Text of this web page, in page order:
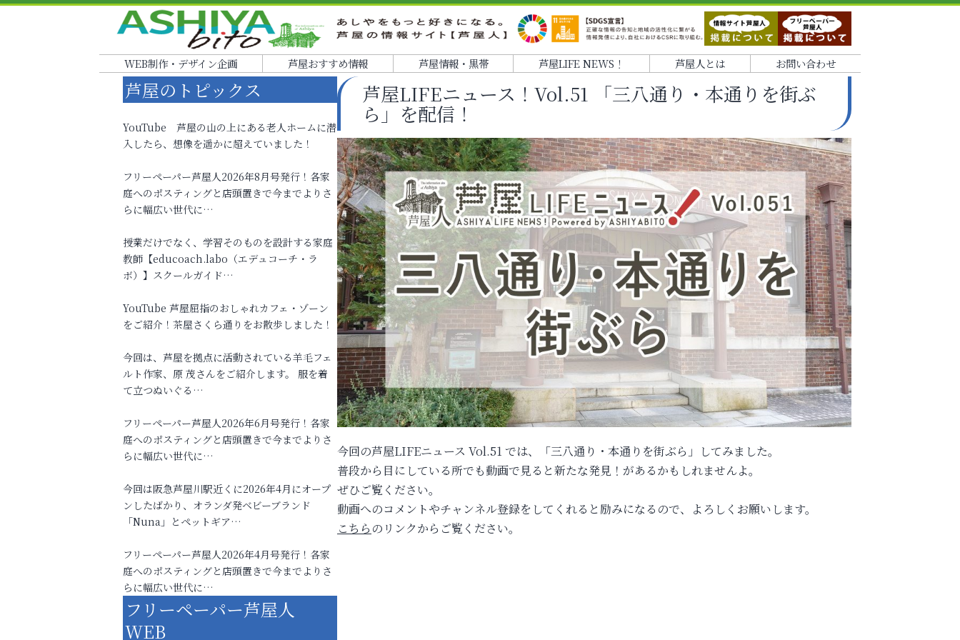
WEB制作・デザイン企画 芦屋おすすめ情報 芦屋情報・黒帯 芦屋LIFE NEWS！ 芦屋人とは お問い合わせ
芦屋LIFEニュース！Vol.51 「三八通り・本通りを街ぶ
ら」を配信！
今回の芦屋LIFEニュース Vol.51 では、「三八通り・本通りを街ぶら」してみました。
普段から目にしている所でも動画で見ると新たな発見！があるかもしれませんよ。
ぜひご覧ください。
動画へのコメントやチャンネル登録をしてくれると励みになるので、よろしくお願いします。
こちら のリンクからご覧ください。
芦屋のトピックス
YouTube 芦屋の山の上にある老人ホームに潜
入したら、想像を遥かに超えていました！
フリーペーパー芦屋人2026年8月号発行！各家
庭へのポスティングと店頭置きで今までよりさ
らに幅広い世代に…
授業だけでなく、学習そのものを設計する家庭
教師【educoach.labo（エデュコーチ・ラ
ボ）】スクールガイド…
YouTube 芦屋屈指のおしゃれカフェ・ゾーン
をご紹介！茶屋さくら通りをお散歩しました！
今回は、芦屋を拠点に活動されている羊毛フェ
ルト作家、原 茂さんをご紹介します。 服を着
て立つぬいぐる…
フリーペーパー芦屋人2026年6月号発行！各家
庭へのポスティングと店頭置きで今までよりさ
らに幅広い世代に…
今回は阪急芦屋川駅近くに2026年4月にオープ
ンしたばかり、オランダ発ベビーブランド
「Nuna」とペットギア…
フリーペーパー芦屋人2026年4月号発行！各家
庭へのポスティングと店頭置きで今までよりさ
らに幅広い世代に…
フリーペーパー芦屋人
WEB